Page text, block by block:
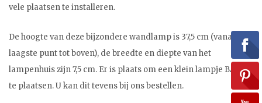
vele plaatsen te installeren.
De hoogte van deze bijzondere wandlamp is 37,5 cm (vanaf het
laagste punt tot boven), de breedte en diepte van het
lampenhuis zijn 7,5 cm. Er is plaats om een klein lampje BA15D
te plaatsen. U kan dit tevens bij ons bestellen.